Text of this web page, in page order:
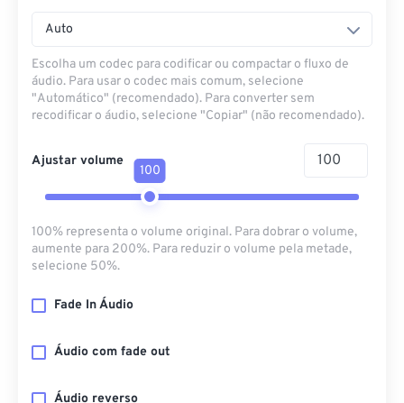
Auto
Escolha um codec para codificar ou compactar o fluxo de
áudio. Para usar o codec mais comum, selecione
"Automático" (recomendado). Para converter sem
recodificar o áudio, selecione "Copiar" (não recomendado).
Ajustar volume
100
100% representa o volume original. Para dobrar o volume,
aumente para 200%. Para reduzir o volume pela metade,
selecione 50%.
Fade In Áudio
Áudio com fade out
Áudio reverso